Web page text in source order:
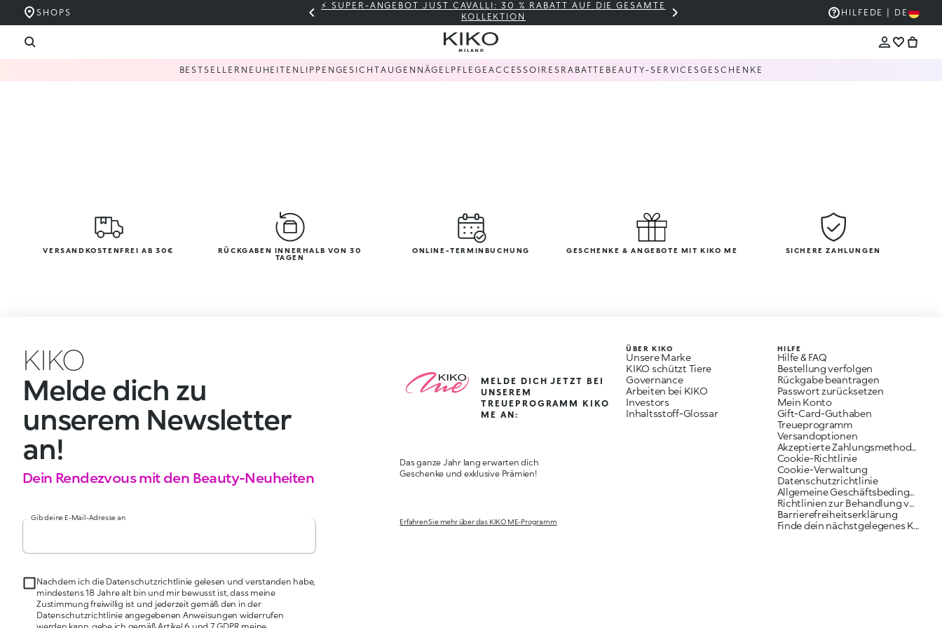
SHOPS
⚡ SUPER-ANGEBOT JUST CAVALLI: 30 % RABATT AUF DIE GESAMTE
KOLLEKTION
THE KIKO SALE: BIS ZU -50 %
HILFE DE | DE
BESTSELLER NEUHEITEN LIPPEN GESICHTAUGEN NÄGEL PFLEGE ACCESSOIRES RABATTE BEAUTY-SERVICESGESCHENKE
VERSANDKOSTENFREI AB 30€
RÜCKGABEN INNERHALB VON 30
TAGEN
ONLINE-TERMINBUCHUNG GESCHENKE & ANGEBOTE MIT KIKO ME SICHERE ZAHLUNGEN
KIKO
Melde dich zu
unserem Newsletter
an!
Dein Rendezvous mit den Beauty-Neuheiten
Gib deine E-Mail-Adresse an
Nachdem ich die Datenschutzrichtlinie gelesen und verstanden habe,
mindestens 18 Jahre alt bin und mir bewusst ist, dass meine
Zustimmung freiwillig ist und jederzeit gemäß den in der
Datenschutzrichtlinie angegebenen Anweisungen widerrufen
MELDE DICH JETZT BEI
UNSEREM
TREUEPROGRAMM KIKO
ME AN:
Das ganze Jahr lang erwarten dich
Geschenke und exklusive Prämien!
Erfahren Sie mehr über das KIKO ME-Programm
ÜBER KIKO
Unsere Marke
KIKO schützt Tiere
Governance
Arbeiten bei KIKO
Investors
Inhaltsstoff-Glossar
HILFE
Hilfe & FAQ
Bestellung verfolgen
Rückgabe beantragen
Passwort zurücksetzen
Mein Konto
Gift-Card-Guthaben
Treueprogramm
Versandoptionen
Akzeptierte Zahlungsmethoden
Cookie-Richtlinie
Cookie-Verwaltung
Datenschutzrichtlinie
Allgemeine Geschäftsbedingungen
Richtlinien zur Behandlung von Reklamationen
Barrierefreiheitserklärung
Finde dein nächstgelegenes KIKO Geschäft